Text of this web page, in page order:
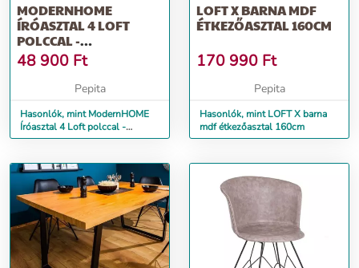
MODERNHOME
ÍRÓASZTAL 4 LOFT
POLCCAL -
VILÁGOSBARNA-
FEKETE
48 900 Ft
Pepita
Hasonlók, mint ModernHOME
Íróasztal 4 Loft polccal -
világosbarna-fekete
LOFT X BARNA MDF
ÉTKEZŐASZTAL 160CM
170 990 Ft
Pepita
Hasonlók, mint LOFT X barna
mdf étkezőasztal 160cm